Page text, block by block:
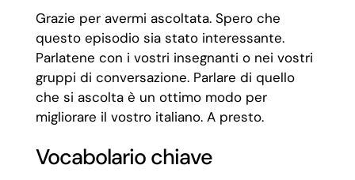
Grazie per avermi ascoltata. Spero che
questo episodio sia stato interessante.
Parlatene con i vostri insegnanti o nei vostri
gruppi di conversazione. Parlare di quello
che si ascolta è un ottimo modo per
migliorare il vostro italiano. A presto.
Vocabolario chiave